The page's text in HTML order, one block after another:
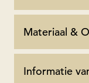
Materiaal &
Informatie